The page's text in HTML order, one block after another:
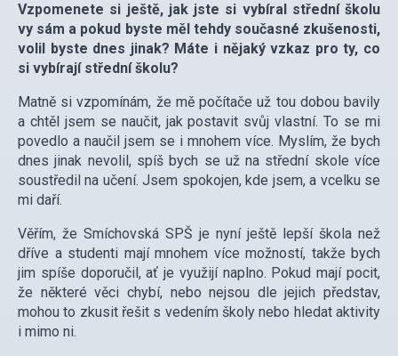
Vzpomenete si ještě, jak jste si vybíral střední školu
vy sám a pokud byste měl tehdy současné zkušenosti,
volil byste dnes jinak? Máte i nějaký vzkaz pro ty, co
si vybírají střední školu?
Matně si vzpomínám, že mě počítače už tou dobou bavily
a chtěl jsem se naučit, jak postavit svůj vlastní. To se mi
povedlo a naučil jsem se i mnohem více. Myslím, že bych
dnes jinak nevolil, spíš bych se už na střední skole více
soustředil na učení. Jsem spokojen, kde jsem, a vcelku se
mi daří.
Věřím, že Smíchovská SPŠ je nyní ještě lepší škola než
dříve a studenti mají mnohem více možností, takže bych
jim spíše doporučil, ať je využijí naplno. Pokud mají pocit,
že některé věci chybí, nebo nejsou dle jejich představ,
mohou to zkusit řešit s vedením školy nebo hledat aktivity
i mimo ni.